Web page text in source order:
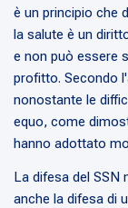
è un principio che
la salute è un
e non può essere
profitto. Secondo
nonostante le
equo, come
hanno adottato
La difesa del SSN
anche la difesa di